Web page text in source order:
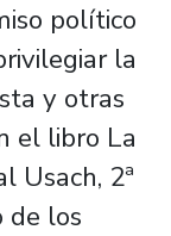
político
la
y otras
el libro La
Usach, 2ª
de los